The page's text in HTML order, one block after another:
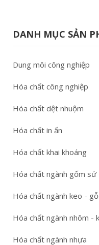
DANH MỤC SẢN
Dung môi công nghiệp
Hóa chất công nghiệp
Hóa chất dệt nhuộm
Hóa chất in ấn
Hóa chất khai khoáng
Hóa chất ngành gốm sứ
Hóa chất ngành keo -
Hóa chất ngành nhôm -
Hóa chất ngành nhựa